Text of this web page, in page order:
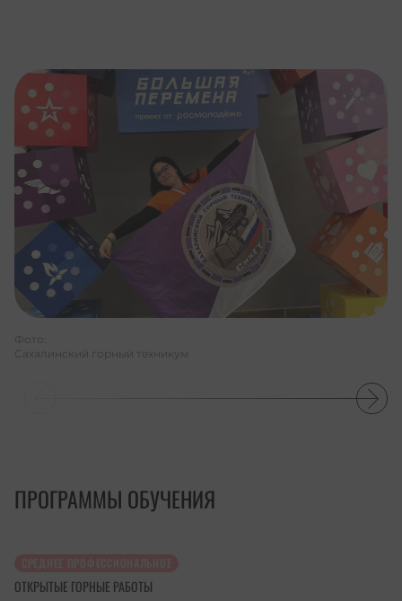
Фото:
Сахалинский горный техникум
ПРОГРАММЫ ОБУЧЕНИЯ
ОТКРЫТЫЕ ГОРНЫЕ РАБОТЫ